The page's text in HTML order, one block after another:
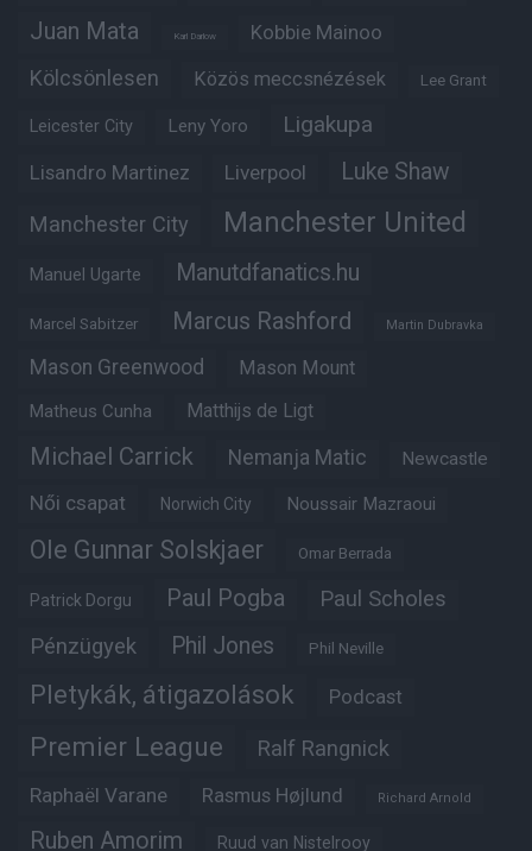
Juan Mata Karl Darlow Kobbie Mainoo
Kölcsönlesen Közös meccsnézések Lee Grant
Leicester City Leny Yoro Ligakupa
Lisandro Martinez Liverpool Luke Shaw
Manchester City Manchester United
Manuel Ugarte Manutdfanatics.hu
Marcel Sabitzer Marcus Rashford Martin Dubravka
Mason Greenwood Mason Mount
Matheus Cunha Matthijs de Ligt
Michael Carrick Nemanja Matic Newcastle
Női csapat Norwich City Noussair Mazraoui
Ole Gunnar Solskjaer Omar Berrada
Patrick Dorgu Paul Pogba Paul Scholes
Pénzügyek Phil Jones Phil Neville
Pletykák, átigazolások Podcast
Premier League Ralf Rangnick
Raphaël Varane Rasmus Højlund Richard Arnold
Ruben Amorim Ruud van Nistelrooy